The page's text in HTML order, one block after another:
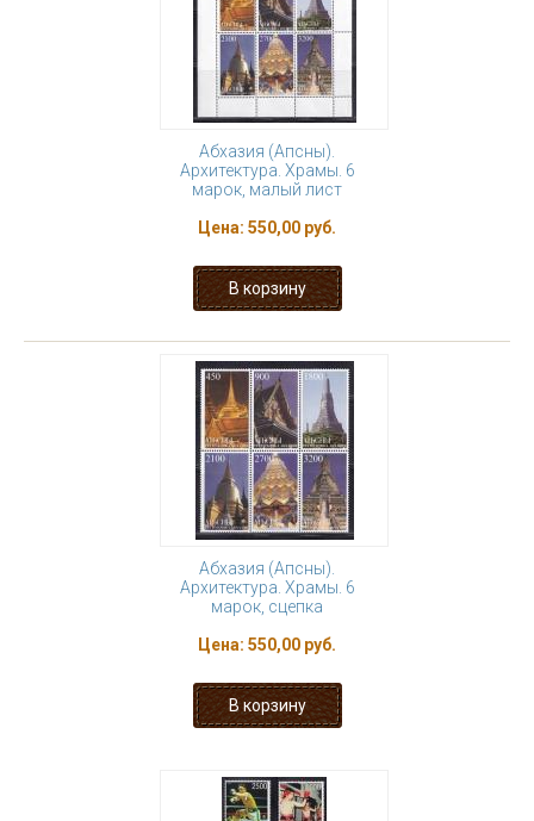
Абхазия (Апсны).
Архитектура. Храмы. 6
марок, малый лист
Цена: 550,00 руб.
Абхазия (Апсны).
Архитектура. Храмы. 6
марок, сцепка
Цена: 550,00 руб.